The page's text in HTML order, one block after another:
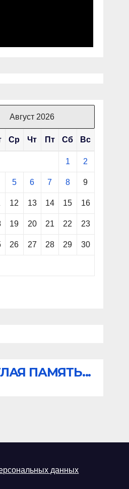
Август 2026
Ср Чт Пт Сб Вс
1 2
5 6 7 8 9
12 13 14 15 16
19 20 21 22 23
26 27 28 29 30
ПАМЯТЬ...
данных